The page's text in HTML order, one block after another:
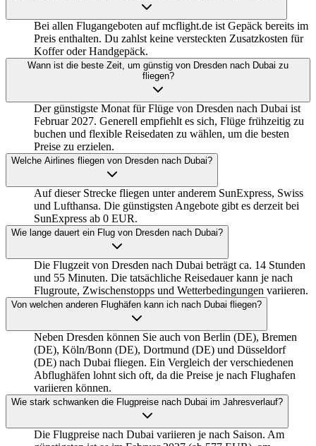
Bei allen Flugangeboten auf mcflight.de ist Gepäck bereits im
Preis enthalten. Du zahlst keine versteckten Zusatzkosten für
Koffer oder Handgepäck.
Wann ist die beste Zeit, um günstig von Dresden nach Dubai zu
fliegen?
Der günstigste Monat für Flüge von Dresden nach Dubai ist
Februar 2027. Generell empfiehlt es sich, Flüge frühzeitig zu
buchen und flexible Reisedaten zu wählen, um die besten
Preise zu erzielen.
Welche Airlines fliegen von Dresden nach Dubai?
Auf dieser Strecke fliegen unter anderem SunExpress, Swiss
und Lufthansa. Die günstigsten Angebote gibt es derzeit bei
SunExpress ab 0 EUR.
Wie lange dauert ein Flug von Dresden nach Dubai?
Die Flugzeit von Dresden nach Dubai beträgt ca. 14 Stunden
und 55 Minuten. Die tatsächliche Reisedauer kann je nach
Flugroute, Zwischenstopps und Wetterbedingungen variieren.
Von welchen anderen Flughäfen kann ich nach Dubai fliegen?
Neben Dresden können Sie auch von Berlin (DE), Bremen
(DE), Köln/Bonn (DE), Dortmund (DE) und Düsseldorf
(DE) nach Dubai fliegen. Ein Vergleich der verschiedenen
Abflughäfen lohnt sich oft, da die Preise je nach Flughafen
variieren können.
Wie stark schwanken die Flugpreise nach Dubai im Jahresverlauf?
Die Flugpreise nach Dubai variieren je nach Saison. Am